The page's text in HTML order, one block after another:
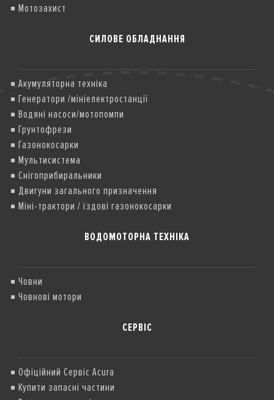
Мотозахист
СИЛОВЕ ОБЛАДНАННЯ
Акумуляторна техніка
Генератори /мініелектростанції
Водяні насоси/мотопомпи
Грунтофрези
Газонокосарки
Мультисистема
Снігоприбиральники
Двигуни загального призначення
Міні-трактори / їздові газонокосарки
ВОДОМОТОРНА ТЕХНІКА
Човни
Човнові мотори
СЕРВІС
Офіційний Сервіс Acura
Купити запасні частини